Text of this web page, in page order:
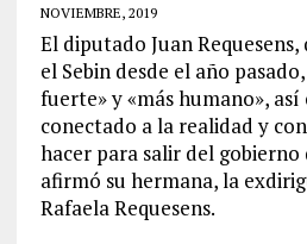
NOVIEMBRE, 2019
El diputado Juan
el Sebin desde el año
fuerte» y «más humano», así
conectado a la realidad y
hacer para salir del
afirmó su hermana, la
Rafaela Requesens.